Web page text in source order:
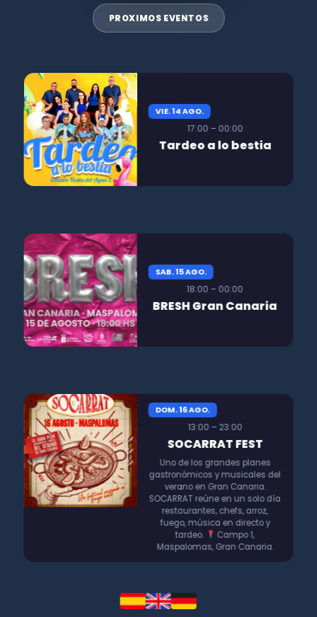
PROXIMOS EVENTOS
VIE. 14 AGO.
17:00 – 00:00
Tardeo a lo bestia
SAB. 15 AGO.
18:00 – 00:00
BRESH Gran Canaria
DOM. 16 AGO.
13:00 – 23:00
SOCARRAT FEST
Uno de los grandes planes
gastronómicos y musicales del
verano en Gran Canaria.
SOCARRAT reúne en un solo día
restaurantes, chefs, arroz,
fuego, música en directo y
tardeo.
Campo 1,
Maspalomas, Gran Canaria.